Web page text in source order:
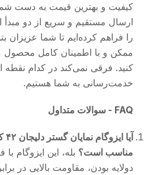
کیفیت و بهترین قیمت به دست
ارسال مستقیم و سریع از دو
را فراهم کرده‌ایم تا شما عزیزان
ممکن و با اطمینان کامل محصول
کنید. فرقی نمی‌کند در کدام نقطه
خدمت‌رسانی به شما هستیم.
FAQ - سوالات متداول
مناسب است؟ بله، این ایزوگام
دولایه بودن، مقاومت بالایی در